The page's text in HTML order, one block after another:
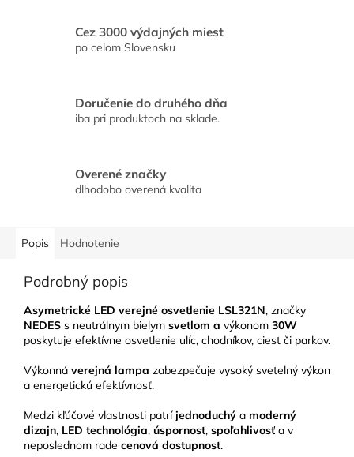
Cez 3000 výdajných miest
po celom Slovensku
Doručenie do druhého dňa
iba pri produktoch na sklade.
Overené značky
dlhodobo overená kvalita
Popis Hodnotenie
Podrobný popis
Asymetrické LED verejné osvetlenie LSL321N, značky
NEDES s neutrálnym bielym svetlom a výkonom 30W
poskytuje efektívne osvetlenie ulíc, chodníkov, ciest či parkov.
Výkonná verejná lampa zabezpečuje vysoký svetelný výkon
a energetickú efektívnosť.
Medzi kľúčové vlastnosti patríjednoduchý a moderný
dizajn, LED technológia, úspornosť, spoľahlivosť a v
neposlednom rade cenová dostupnosť.